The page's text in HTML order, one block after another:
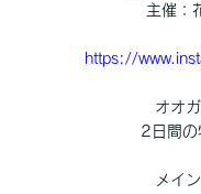
主催：
https://
オオ
2日間の
メイ